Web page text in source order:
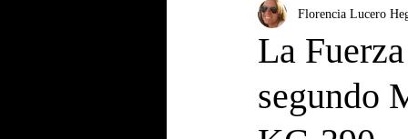
La
segundo
Florencia Lucero